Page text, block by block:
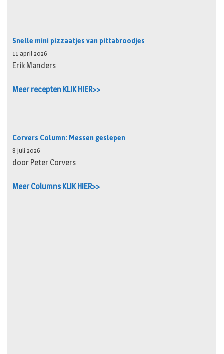
Snelle mini pizzaatjes van pittabroodjes
11 april 2026
Erik Manders
Meer recepten KLIK HIER>>
Corvers Column: Messen geslepen
8 juli 2026
door Peter Corvers
Meer Columns KLIK HIER>>